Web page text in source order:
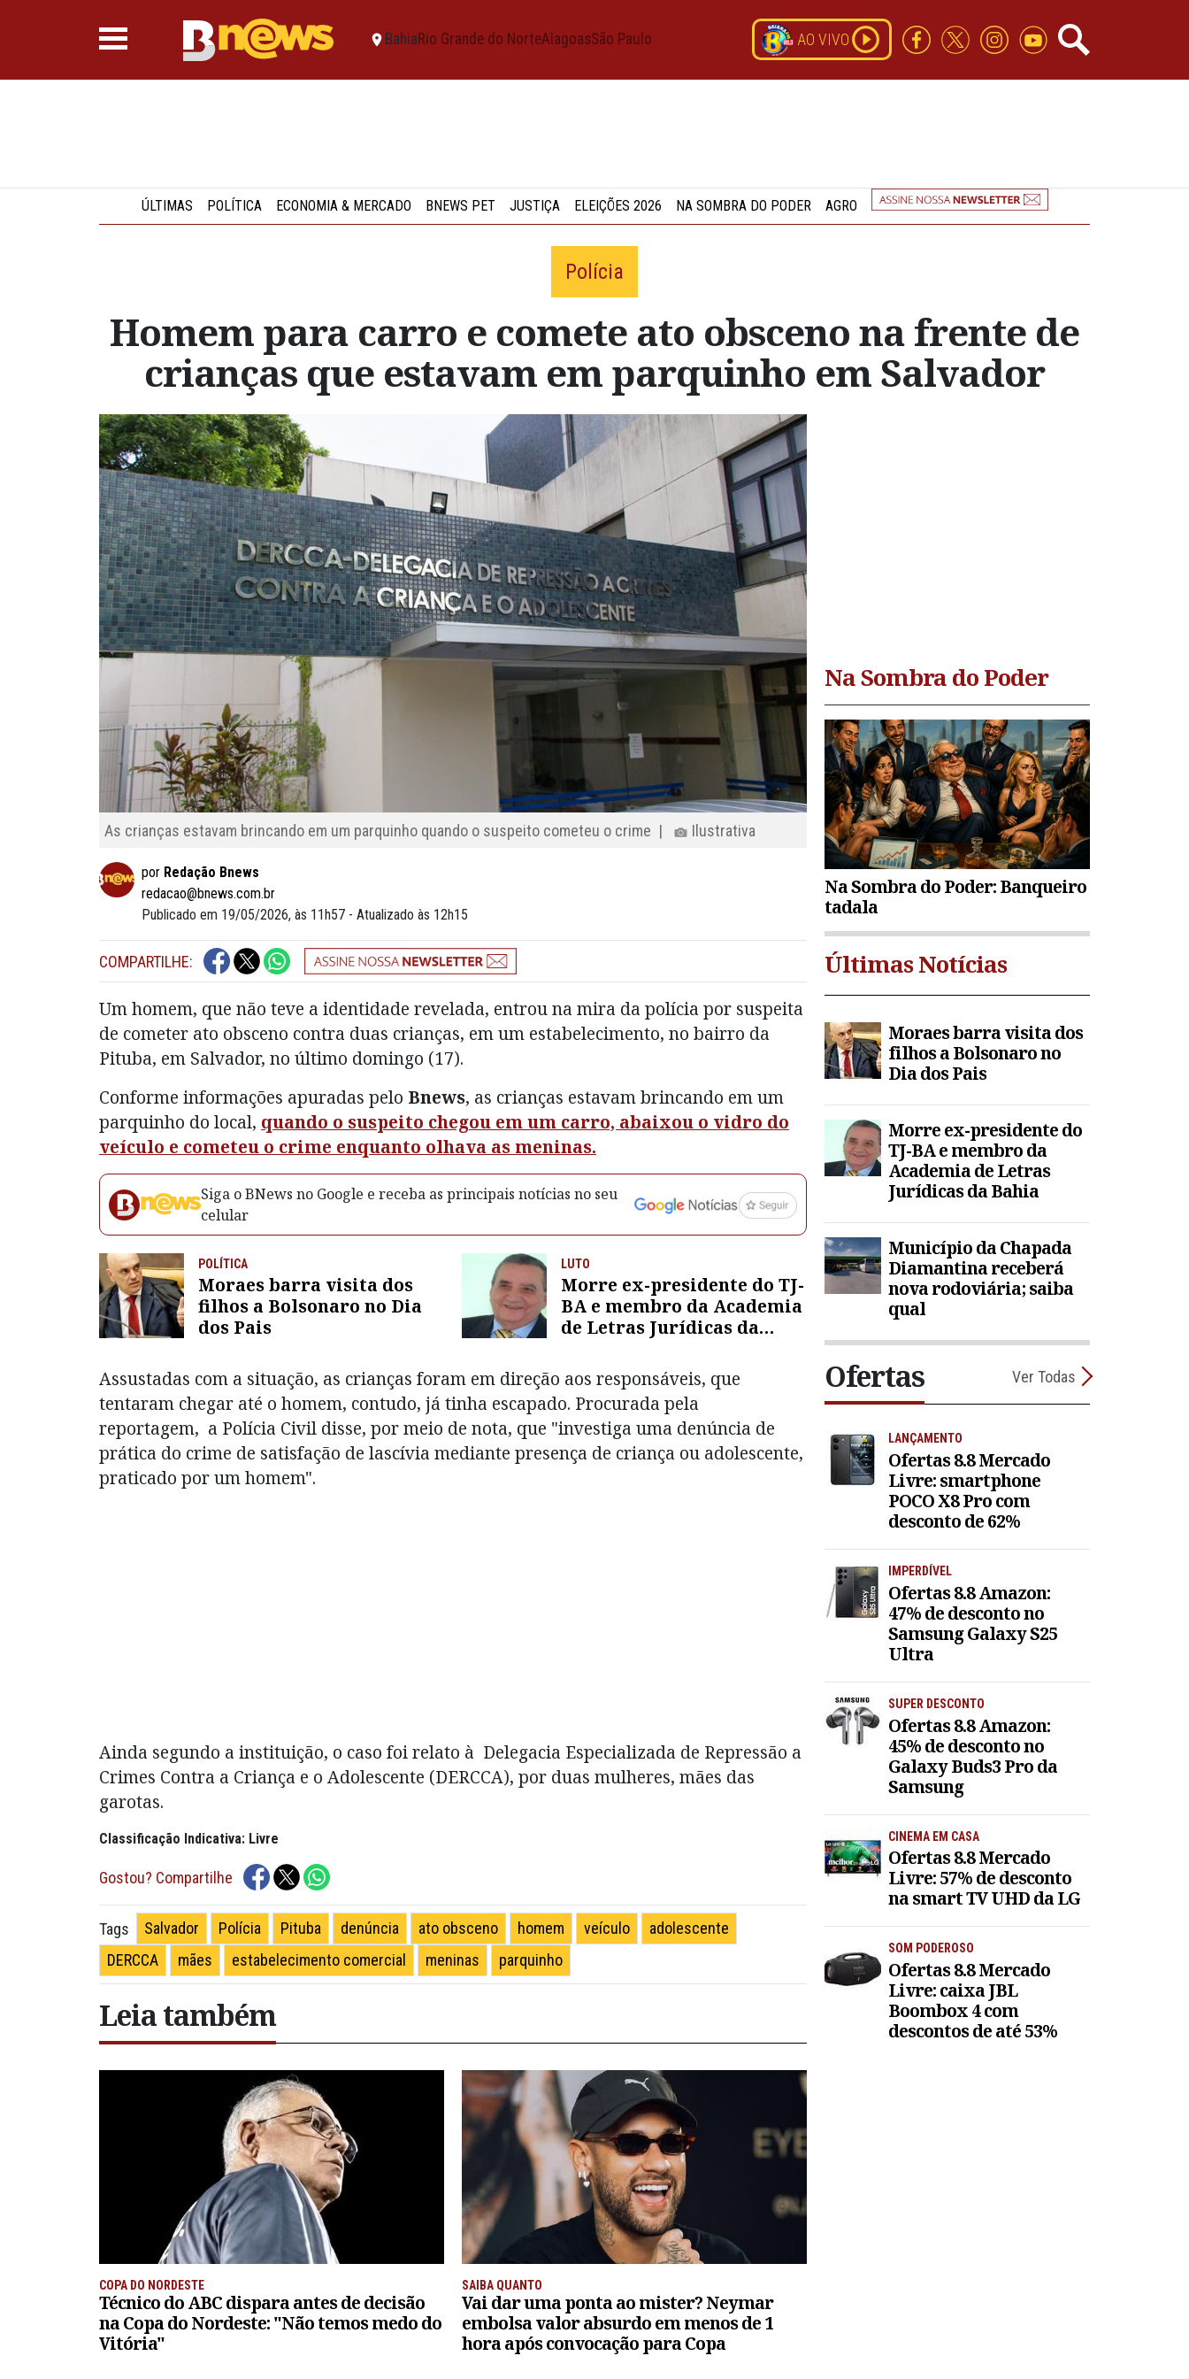
BahiaRio Grande do NorteAlagoasSão Paulo AO VIVO
ÚLTIMAS POLÍTICA ECONOMIA & MERCADO BNEWS PET JUSTIÇA ELEIÇÕES 2026 NA SOMBRA DO PODER AGRO
Polícia
Homem para carro e comete ato obsceno na frente de
crianças que estavam em parquinho em Salvador
As crianças estavam brincando em um parquinho quando o suspeito cometeu o crime | Ilustrativa
por Redação Bnews
redacao@bnews.com.br
Publicado em 19/05/2026, às 11h57 - Atualizado às 12h15
COMPARTILHE:
Um homem, que não teve a identidade revelada, entrou na mira da polícia por suspeita
de cometer ato obsceno contra duas crianças, em um estabelecimento, no bairro da
Pituba, em Salvador, no último domingo (17).
Conforme informações apuradas pelo Bnews, as crianças estavam brincando em um
parquinho do local, quando o suspeito chegou em um carro, abaixou o vidro do
veículo e cometeu o crime enquanto olhava as meninas.
Siga o BNews no Google e receba as principais notícias no seu
celular
POLÍTICA
Moraes barra visita dos
filhos a Bolsonaro no Dia
dos Pais
LUTO
Morre ex-presidente do TJ-
BA e membro da Academia
de Letras Jurídicas da
Assustadas com a situação, as crianças foram em direção aos responsáveis, que
tentaram chegar até o homem, contudo, já tinha escapado. Procurada pela
reportagem, a Polícia Civil disse, por meio de nota, que "investiga uma denúncia de
prática do crime de satisfação de lascívia mediante presença de criança ou adolescente,
praticado por um homem".
Ainda segundo a instituição, o caso foi relato à Delegacia Especializada de Repressão a
Crimes Contra a Criança e o Adolescente (DERCCA), por duas mulheres, mães das
garotas.
Classificação Indicativa: Livre
Gostou? Compartilhe
Tags Salvador Polícia Pituba denúncia ato obsceno homem veículo
adolescente
DERCCA
mães estabelecimento comercial meninas parquinho
Leia também
COPA DO NORDESTE
Técnico do ABC dispara antes de decisão
na Copa do Nordeste: "Não temos medo do
Vitória"
SAIBA QUANTO
Vai dar uma ponta ao mister? Neymar
embolsa valor absurdo em menos de 1
hora após convocação para Copa
Na Sombra do Poder
Na Sombra do Poder: Banqueiro
tadala
Últimas Notícias
Moraes barra visita dos
filhos a Bolsonaro no
Dia dos Pais
Morre ex-presidente do
TJ-BA e membro da
Academia de Letras
Jurídicas da Bahia
Município da Chapada
Diamantina receberá
nova rodoviária; saiba
qual
Ofertas Ver Todas
LANÇAMENTO
Ofertas 8.8 Mercado
Livre: smartphone
POCO X8 Pro com
desconto de 62%
IMPERDÍVEL
Ofertas 8.8 Amazon:
47% de desconto no
Samsung Galaxy S25
Ultra
SUPER DESCONTO
Ofertas 8.8 Amazon:
45% de desconto no
Galaxy Buds3 Pro da
Samsung
CINEMA EM CASA
Ofertas 8.8 Mercado
Livre: 57% de desconto
na smart TV UHD da LG
SOM PODEROSO
Ofertas 8.8 Mercado
Livre: caixa JBL
Boombox 4 com
descontos de até 53%